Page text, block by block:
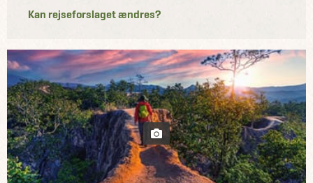
Kan rejseforslaget ændres?